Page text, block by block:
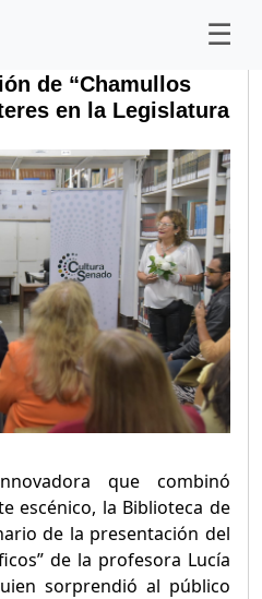
de “Chamullos
en la Legislatura
que combinó
escénico, la Biblioteca de
de la presentación del
de la profesora Lucía
sorprendió al público